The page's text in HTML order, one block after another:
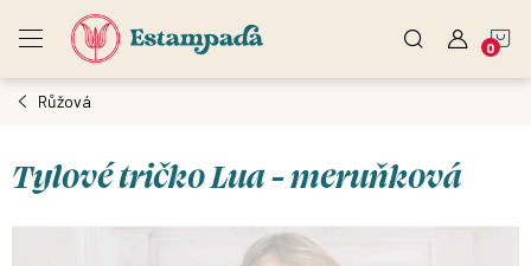
Růžová
Tylové tričko Lua - meruňková